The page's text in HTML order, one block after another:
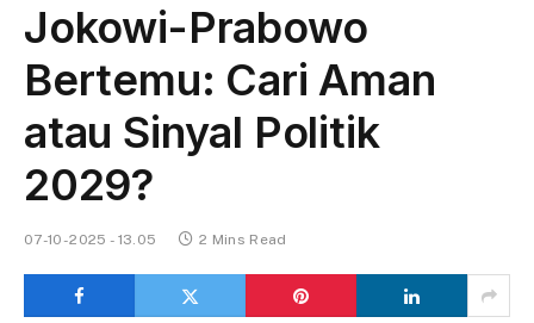
Jokowi-Prabowo
Bertemu: Cari Aman
atau Sinyal Politik
2029?
07-10-2025 - 13.05 2 Mins Read